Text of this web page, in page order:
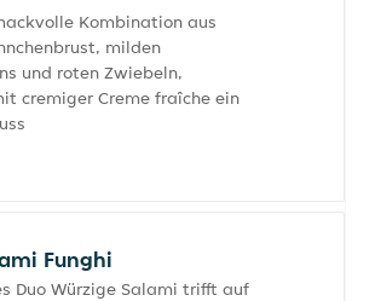
Kombination aus
milden
und roten Zwiebeln,
cremiger Creme fraîche ein
Funghi
Duo Würzige Salami trifft auf